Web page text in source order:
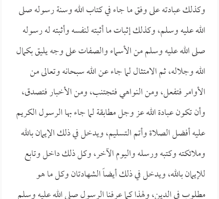
وكذلك عبادته على وفق ما جاء في كتاب الله وسنة رسوله صلى
الله عليه وسلم، وكذلك إثبات ما أثبته لنفسه وأثبته له رسوله
صلى الله عليه وسلم من الأسماء والصفات على وجه يليق بكمال
الله وجلاله، ثم الامتثال لما جاء عن الله سبحانه وتعالى من
الأوامر فتفعل، ومن النواهي فتجتنب، ومن الأخبار فتصدق،
وأن تكون عبادة الله عز وجل مطابقة لما جاء بها الرسول الكريم
عليه أفضل الصلاة وأتم التسليم، ويدخل في ذلك الإيمان بالله
وملائكته وكتبه ورسله واليوم الآخر، وكل ذلك داخل وتابع
للإيمان بالله، ويدخل في ذلك أيضاً الشهادتان وكل ما هو